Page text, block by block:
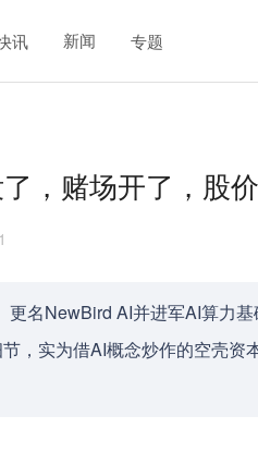
讯 新闻 专题
，赌场开了，股
名NewBird AI并进军AI算力
，实为借AI概念炒作的空壳